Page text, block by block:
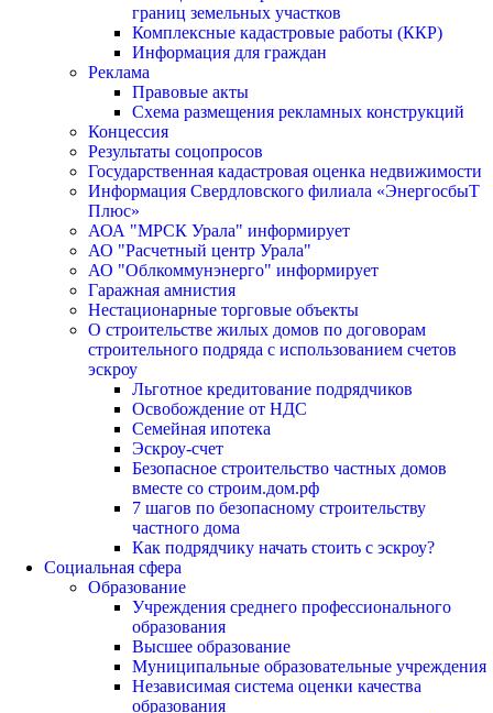
границ земельных участков
Комплексные кадастровые работы (ККР)
Информация для граждан
Реклама
Правовые акты
Схема размещения рекламных конструкций
Концессия
Результаты соцопросов
Государственная кадастровая оценка недвижимости
Информация Свердловского филиала «ЭнергосбыТ
Плюс»
АОА "МРСК Урала" информирует
АО "Расчетный центр Урала"
АО "Облкоммунэнерго" информирует
Гаражная амнистия
Нестационарные торговые объекты
О строительстве жилых домов по договорам
строительного подряда с использованием счетов
эскроу
Льготное кредитование подрядчиков
Освобождение от НДС
Семейная ипотека
Эскроу-счет
Безопасное строительство частных домов
вместе со строим.дом.рф
7 шагов по безопасному строительству
частного дома
Как подрядчику начать стоить с эскроу?
Социальная сфера
Образование
Учреждения среднего профессионального
образования
Высшее образование
Муниципальные образовательные учреждения
Независимая система оценки качества
образования